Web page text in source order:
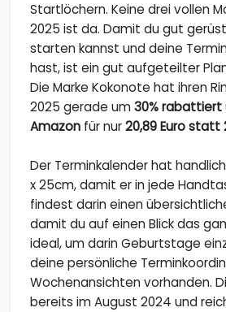
Startlöchern. Keine drei vollen
2025 ist da. Damit du gut
starten kannst und deine
hast, ist ein gut aufgeteilter
Die Marke Kokonote hat ihren
2025 gerade um30% rabattiert
Amazon für nur20,89 Euro statt
Der Terminkalender hat
x 25cm, damit er in jede
findest darin einen
damit du auf einen Blick das
ideal, um darin Geburtstage
deine persönliche
Wochenansichten vorhanden.
bereits im August 2024 und